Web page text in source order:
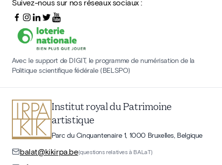
Suivez-nous sur nos réseaux sociaux :
Avec le support de DIGIT, le programme de numérisation de la
Politique scientifique fédérale (BELSPO)
Institut royal du Patrimoine
artistique
Parc du Cinquantenaire 1, 1000 Bruxelles, Belgique
balat@kikirpa.be(questions relatives à BALaT)